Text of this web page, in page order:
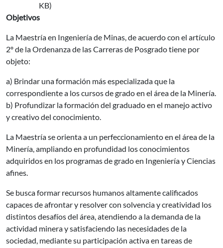
KB)
Objetivos
La Maestría en Ingeniería de Minas, de acuerdo con el artículo
2º de la Ordenanza de las Carreras de Posgrado tiene por
objeto:
a) Brindar una formación más especializada que la
correspondiente a los cursos de grado en el área de la Minería.
b) Profundizar la formación del graduado en el manejo activo
y creativo del conocimiento.
La Maestría se orienta a un perfeccionamiento en el área de la
Minería, ampliando en profundidad los conocimientos
adquiridos en los programas de grado en Ingeniería y Ciencias
afines.
Se busca formar recursos humanos altamente calificados
capaces de afrontar y resolver con solvencia y creatividad los
distintos desafíos del área, atendiendo a la demanda de la
actividad minera y satisfaciendo las necesidades de la
sociedad, mediante su participación activa en tareas de